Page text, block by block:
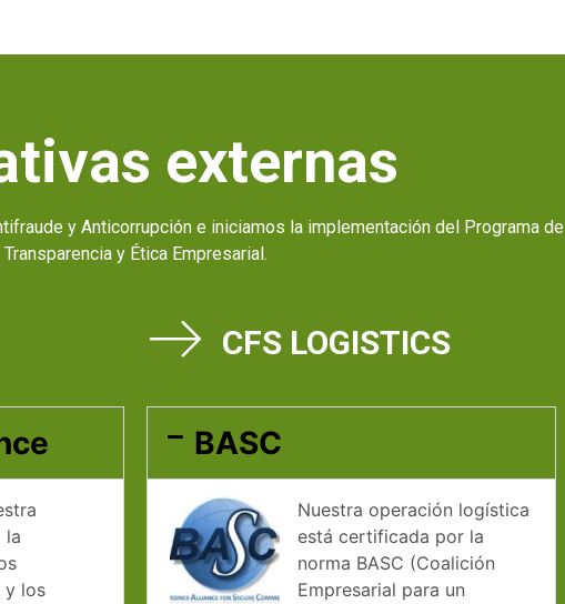
externas
y Anticorrupción e iniciamos la implementación del Programa de
Transparencia y Ética Empresarial.
la
y los
CFS LOGISTICS
BASC
Nuestra operación logística
está certificada por la
norma BASC (Coalición
Empresarial para un